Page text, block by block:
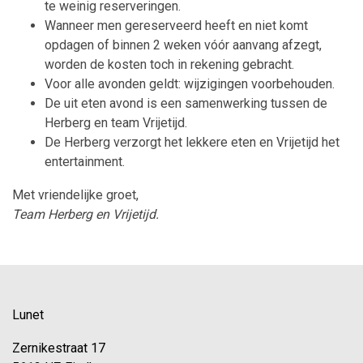
te weinig reserveringen.
Wanneer men gereserveerd heeft en niet komt
opdagen of binnen 2 weken vóór aanvang afzegt,
worden de kosten toch in rekening gebracht.
Voor alle avonden geldt: wijzigingen voorbehouden.
De uit eten avond is een samenwerking tussen de
Herberg en team Vrijetijd.
De Herberg verzorgt het lekkere eten en Vrijetijd het
entertainment.
Met vriendelijke groet,
Team Herberg en Vrijetijd.
Lunet
Zernikestraat 17